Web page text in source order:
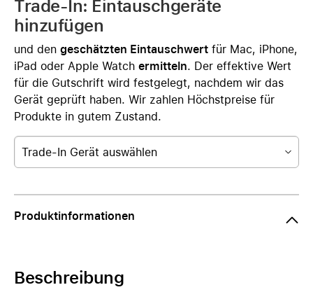
Trade-In: Eintauschgeräte
hinzufügen
und den geschätzten Eintauschwert für Mac, iPhone,
iPad oder Apple Watch ermitteln. Der effektive Wert
für die Gutschrift wird festgelegt, nachdem wir das
Gerät geprüft haben. Wir zahlen Höchstpreise für
Produkte in gutem Zustand.
Trade-In Gerät auswählen
Produktinformationen
Beschreibung